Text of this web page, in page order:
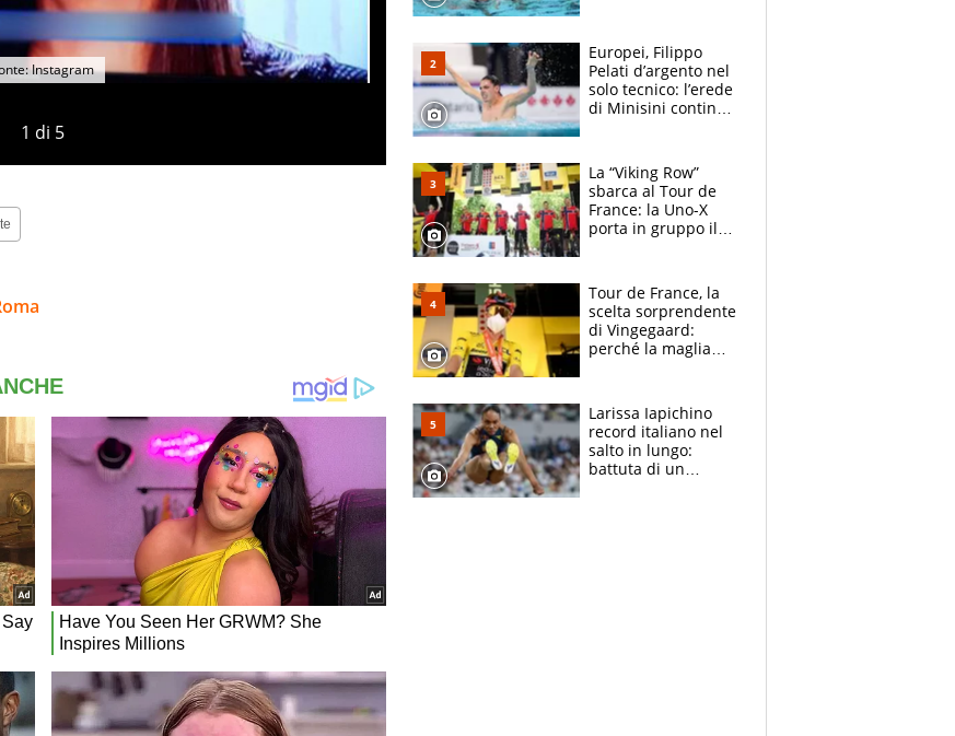
1 di 5
Instagram
e compagni
continuare
Europei, Filippo
Pelati d’argento nel
solo tecnico: l’erede
di Minisini continua
mirino
La “Viking Row”
sbarca al Tour de
France: la Uno-X
porta in gruppo il
compagni
Tour de France, la
scelta sorprendente
di Vingegaard:
perché la maglia
rischio da evitare
Larissa Iapichino
record italiano nel
salto in lungo:
battuta di un